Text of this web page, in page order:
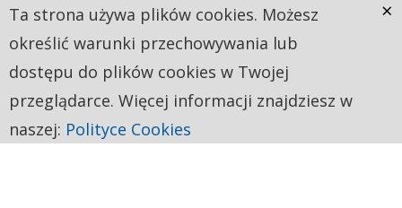
Ta strona używa plików cookies. Możesz
określić warunki przechowywania lub
dostępu do plików cookies w Twojej
przeglądarce. Więcej informacji znajdziesz w
naszej: Polityce Cookies
×